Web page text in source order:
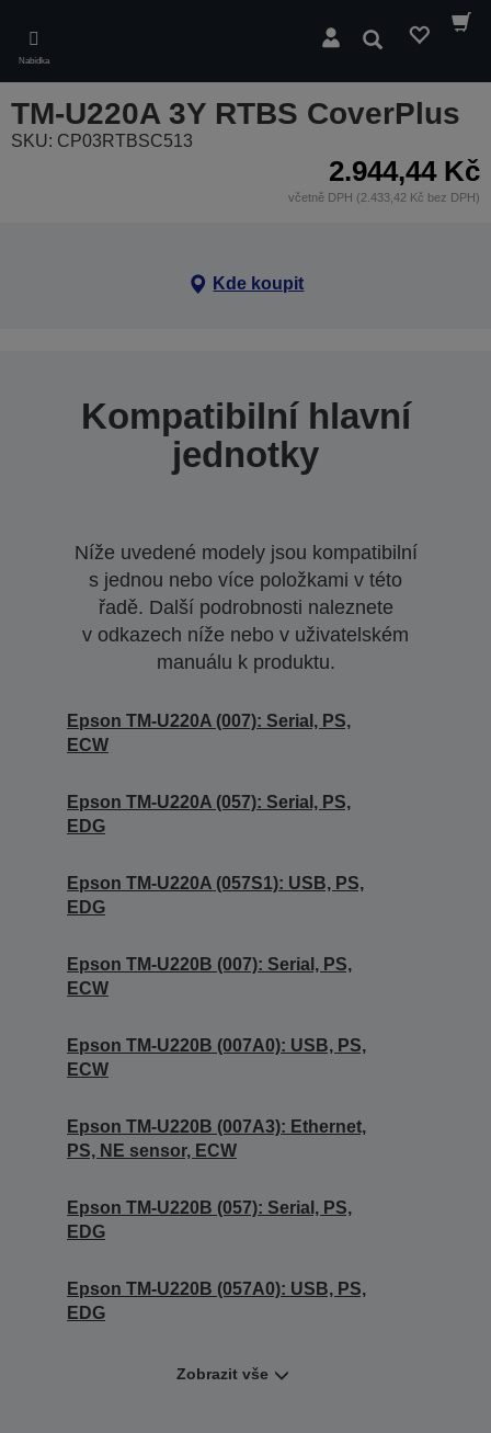
main
content
Nabídka
Hledat
TM-U220A 3Y RTBS CoverPlus
SKU: CP03RTBSC513
2.944,44 Kč
včetně DPH (2.433,42 Kč bez DPH)
Kde koupit
Kompatibilní hlavní
jednotky
Níže uvedené modely jsou kompatibilní
s jednou nebo více položkami v této
řadě. Další podrobnosti naleznete
v odkazech níže nebo v uživatelském
manuálu k produktu.
Epson TM-U220A (007): Serial, PS,
ECW
Epson TM-U220A (057): Serial, PS,
EDG
Epson TM-U220A (057S1): USB, PS,
EDG
Epson TM-U220B (007): Serial, PS,
ECW
Epson TM-U220B (007A0): USB, PS,
ECW
Epson TM-U220B (007A3): Ethernet,
PS, NE sensor, ECW
Epson TM-U220B (057): Serial, PS,
EDG
Epson TM-U220B (057A0): USB, PS,
EDG
Zobrazit vše